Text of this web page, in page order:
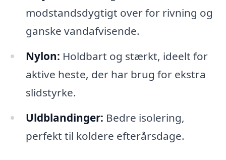
modstandsdygtigt over for rivning og
ganske vandafvisende.
Nylon: Holdbart og stærkt, ideelt for
aktive heste, der har brug for ekstra
slidstyrke.
Uldblandinger: Bedre isolering,
perfekt til koldere efterårsdage.